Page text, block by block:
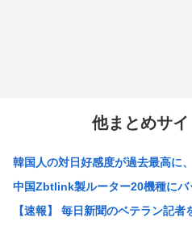
他まとめサ
韓国人の対日好感度が過去最高に
中国Zbtlink製ルーター20機種にバ
【速報】 毎日新聞のベテラン記